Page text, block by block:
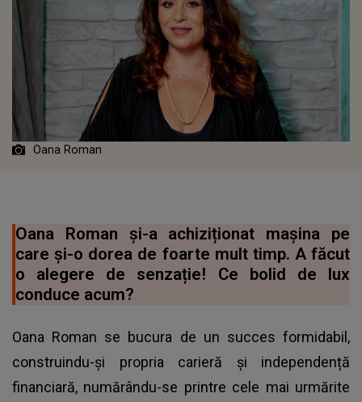
Oana Roman
Oana Roman și-a achiziționat mașina pe
care și-o dorea de foarte mult timp. A făcut
o alegere de senzație! Ce bolid de lux
conduce acum?
Oana Roman se bucura de un succes formidabil,
construindu-și propria carieră și independență
financiară, numărându-se printre cele mai urmărite